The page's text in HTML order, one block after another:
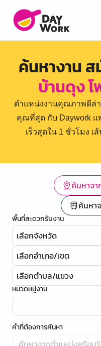
ค้นหางาน
บ้านดุง
ตำแหน่งงานคุณภาพดีล่
คุณที่สุด กับ Daywork
เร็วสุดใน 1 ชั่วโมง
ค้นหาจ
ค้นหา
พื้นที่สะดวกรับงาน
เลือกจังหวัด
เลือกอำเภอ/เขต
เลือกตำบล/แขวง
หมวดหมู่งาน
คำที่ต้องการค้นหา